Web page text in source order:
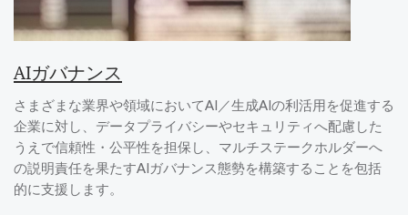
AIガバナンス
さまざまな業界や領域においてAI／生成AIの利活用を促進する
企業に対し、データプライバシーやセキュリティへ配慮した
うえで信頼性・公平性を担保し、マルチステークホルダーへ
の説明責任を果たすAIガバナンス態勢を構築することを包括
的に支援します。